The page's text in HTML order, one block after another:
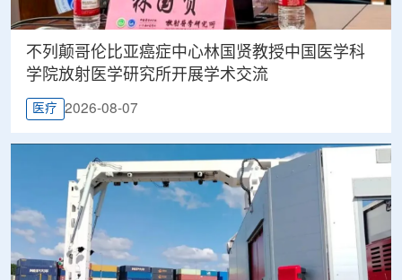
不列颠哥伦比亚癌症中心林国贤教授中国医学科
学院放射医学研究所开展学术交流
医疗 2026-08-07